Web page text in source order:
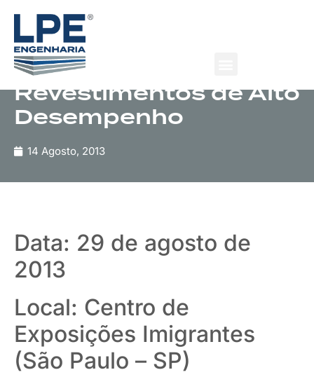
Concrete Show South
America 2013 / 7º
Seminário de Pisos e
Revestimentos de Alto
Desempenho
14 Agosto, 2013
Data: 29 de agosto de
2013
Local: Centro de
Exposições Imigrantes
(São Paulo – SP)